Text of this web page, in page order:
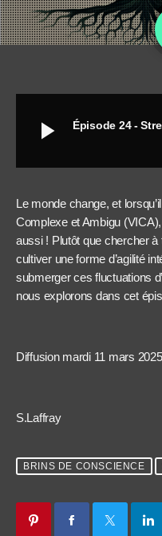
play_arrow
Le monde change, et
Complexe et Ambigu
aussi ! Plutôt que chercher
cultiver une forme d’agilité
submerger ces fluctuations
nous explorons dans cet
Diffusion mardi 11 mars
S.Laffray
BRINS DE CONSCIENCE